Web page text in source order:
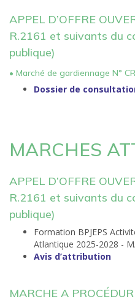
APPEL D’OFFRE
R.2161 et suivants du
publique)
• Marché de gardiennage N°
Dossier de
MARCHES
APPEL D’OFFRE
R.2161 et suivants du
publique)
Formation BPJEPS
Atlantique 2025-2028 -
Avis d’attribution
MARCHE A